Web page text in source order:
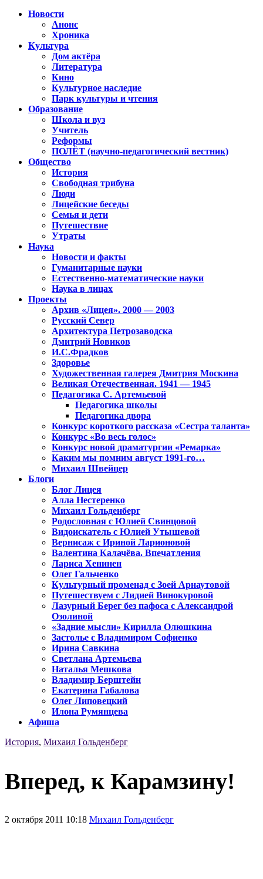
Новости
Анонс
Хроника
Культура
Дом актёра
Литература
Кино
Культурное наследие
Парк культуры и чтения
Образование
Школа и вуз
Учитель
Реформы
ПОЛЁТ (научно-педагогический вестник)
Общество
История
Свободная трибуна
Люди
Лицейские беседы
Семья и дети
Путешествие
Утраты
Наука
Новости и факты
Гуманитарные науки
Естественно-математические науки
Наука в лицах
Проекты
Архив «Лицея». 2000 — 2003
Русский Север
Архитектура Петрозаводска
Дмитрий Новиков
И.С.Фрадков
Здоровье
Художественная галерея Дмитрия Москина
Великая Отечественная. 1941 — 1945
Педагогика С. Артемьевой
Педагогика школы
Педагогика двора
Конкурс короткого рассказа «Сестра таланта»
Конкурс «Во весь голос»
Конкурс новой драматургии «Ремарка»
Каким мы помним август 1991-го…
Михаил Швейцер
Блоги
Блог Лицея
Алла Нестеренко
Михаил Гольденберг
Родословная с Юлией Свинцовой
Видоискатель с Юлией Утышевой
Вернисаж с Ириной Ларионовой
Валентина Калачёва. Впечатления
Лариса Хенинен
Олег Гальченко
Культурный променад с Зоей Арнаутовой
Путешествуем с Лидией Винокуровой
Лазурный Берег без пафоса с Александрой
Озолиной
«Задние мысли» Кирилла Олюшкина
Застолье с Владимиром Софиенко
Ирина Савкина
Светлана Артемьева
Наталья Мешкова
Владимир Берштейн
Екатерина Габалова
Олег Липовецкий
Илона Румянцева
Афиша
История, Михаил Гольденберг
Вперед, к Карамзину!
2 октября 2011 10:18 Михаил Гольденберг